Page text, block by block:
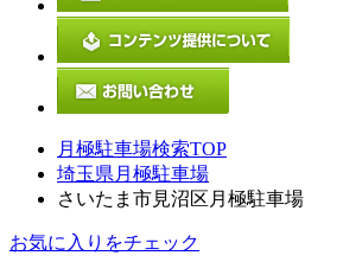
月極駐車場検索TOP
埼玉県月極駐車場
さいたま市見沼区月極駐車場
お気に入りをチェック